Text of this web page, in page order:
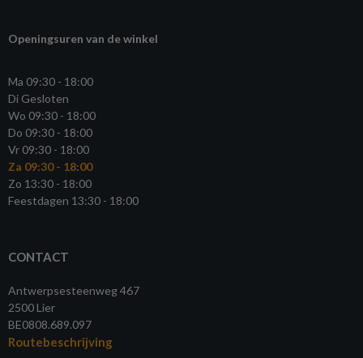
Openingsuren van de winkel
Ma 09:30 - 18:00
Di Gesloten
Wo 09:30 - 18:00
Do 09:30 - 18:00
Vr 09:30 - 18:00
Za 09:30 - 18:00
Zo 13:30 - 18:00
Feestdagen 13:30 - 18:00
CONTACT
Antwerpsesteenweg 467
2500 Lier
BE0808.689.097
Routebeschrijving